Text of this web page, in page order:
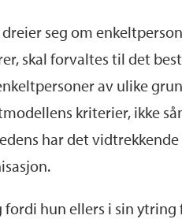
seg om
skal forvaltes til det
av ulike
kriterier, ikke
har det
hun ellers i sin